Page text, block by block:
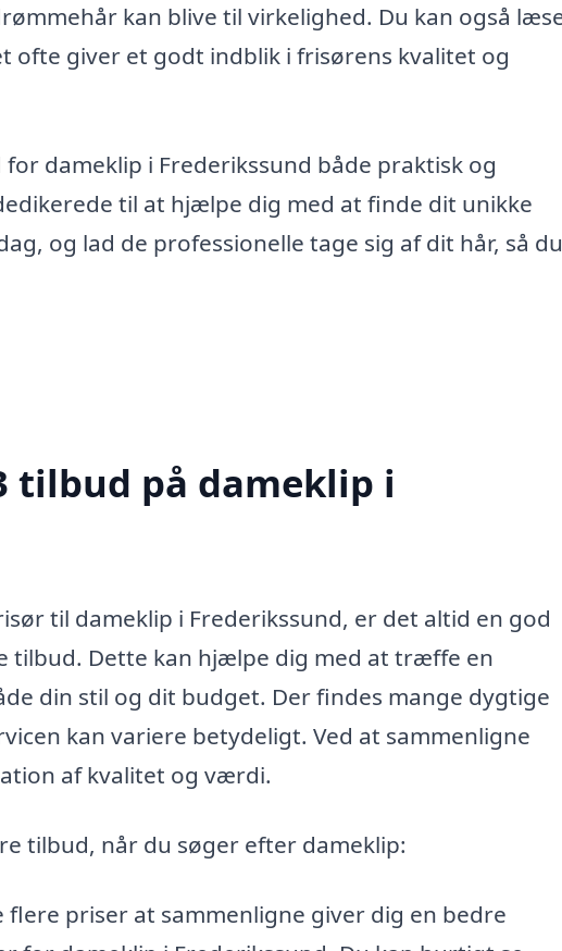
kan blive til virkelighed. Du kan også
ofte giver et godt indblik i frisørens kvalitet og
dameklip i Frederikssund både praktisk og
til at hjælpe dig med at finde dit unikke
og lad de professionelle tage sig af dit hår, så du
på dameklip i
til dameklip i Frederikssund, er det altid en god
tilbud. Dette kan hjælpe dig med at træffe en
din stil og dit budget. Der findes mange dygtige
kan variere betydeligt. Ved at sammenligne
af kvalitet og værdi.
tilbud, når du søger efter dameklip:
flere priser at sammenligne giver dig en bedre